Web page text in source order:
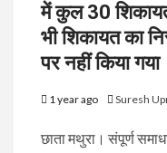
में कुल 30
भी शिकायत का
पर नहीं किया गया
1 year ago Suresh
छाता मथुरा। संपूर्ण